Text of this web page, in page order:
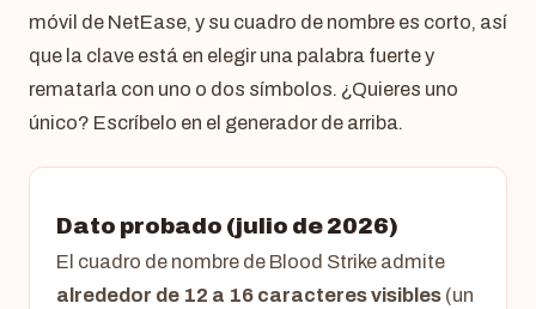
móvil de NetEase, y su cuadro de nombre es corto, así
que la clave está en elegir una palabra fuerte y
rematarla con uno o dos símbolos. ¿Quieres uno
único? Escríbelo en el generador de arriba.
Dato probado (julio de 2026)
El cuadro de nombre de Blood Strike admite
alrededor de 12 a 16 caracteres visibles (un